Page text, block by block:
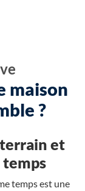
maison
?
et
temps
temps est une